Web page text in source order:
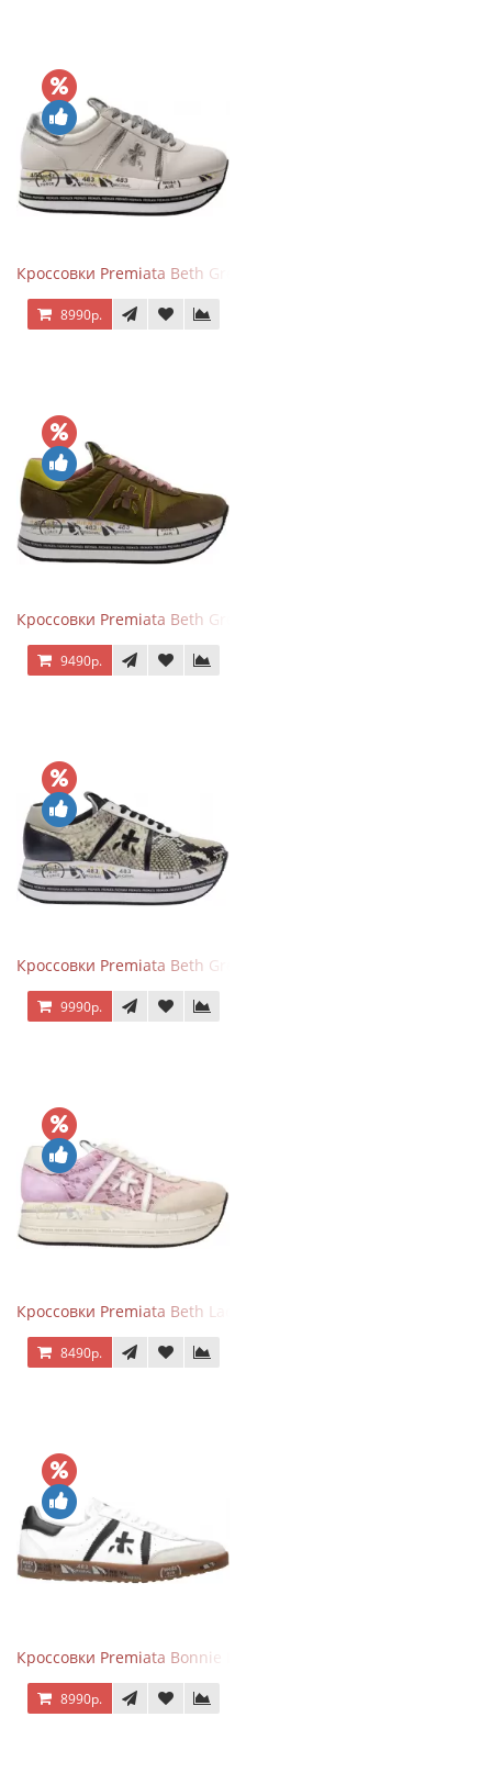
Кроссовки Premiata Beth Grey Silver
8990р.
Кроссовки Premiata Beth Green Pink
9490р.
Кроссовки Premiata Beth Grey Python
9990р.
Кроссовки Premiata Beth Lace Light Pink Sand
8490р.
Кроссовки Premiata Bonnie Black White
8990р.